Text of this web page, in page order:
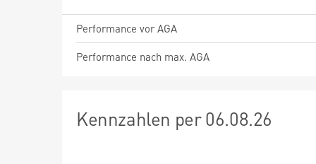
Performance vor AGA
Performance nach max. AGA
Kennzahlen per 06.08.26